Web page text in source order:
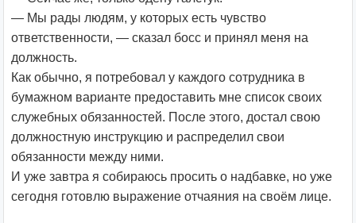
— Мы рады людям, у которых есть чувство
ответственности, — сказал босс и принял меня на
должность.
Как обычно, я потребовал у каждого сотрудника в
бумажном варианте предоставить мне список своих
служебных обязанностей. После этого, достал свою
должностную инструкцию и распределил свои
обязанности между ними.
И уже завтра я собираюсь просить о надбавке, но уже
сегодня готовлю выражение отчаяния на своём лице.